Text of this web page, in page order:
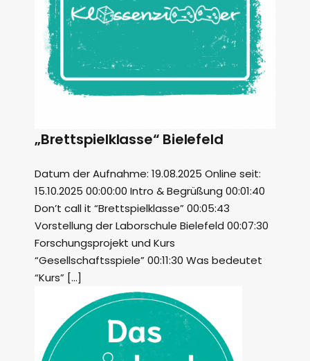
„Brettspielklasse“ Bielefeld
Datum der Aufnahme: 19.08.2025 Online seit:
15.10.2025 00:00:00 Intro & Begrüßung 00:01:40
Don’t call it “Brettspielklasse” 00:05:43
Vorstellung der Laborschule Bielefeld 00:07:30
Forschungsprojekt und Kurs
“Gesellschaftsspiele” 00:11:30 Was bedeutet
“Kurs” […]